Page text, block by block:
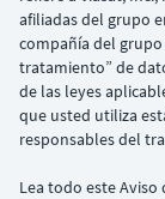
afiliadas del grupo
compañía del
tratamiento” de
de las leyes
que usted utiliza
responsables del
Lea todo este